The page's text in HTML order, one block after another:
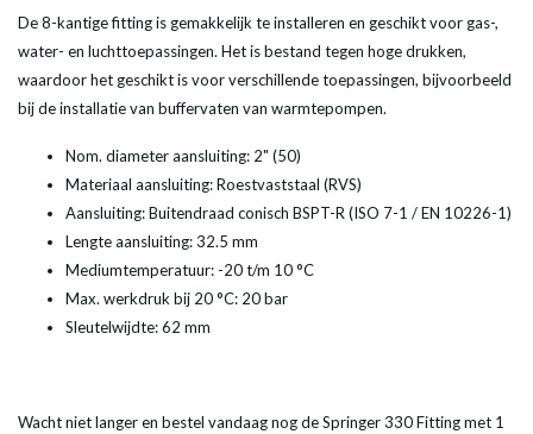
De 8-kantige fitting is gemakkelijk te installeren en geschikt voor gas-,
water- en luchttoepassingen. Het is bestand tegen hoge drukken,
waardoor het geschikt is voor verschillende toepassingen, bijvoorbeeld
bij de installatie van buffervaten van warmtepompen.
Nom. diameter aansluiting: 2" (50)
Materiaal aansluiting:Roestvaststaal (RVS)
Aansluiting:Buitendraad conisch BSPT-R (ISO 7-1 / EN 10226-1)
Lengte aansluiting: 32.5 mm
Mediumtemperatuur: -20 t/m 10 °C
Max. werkdruk bij 20 °C: 20 bar
Sleutelwijdte: 62 mm
Wacht niet langer en bestel vandaag nog de Springer 330 Fitting met 1